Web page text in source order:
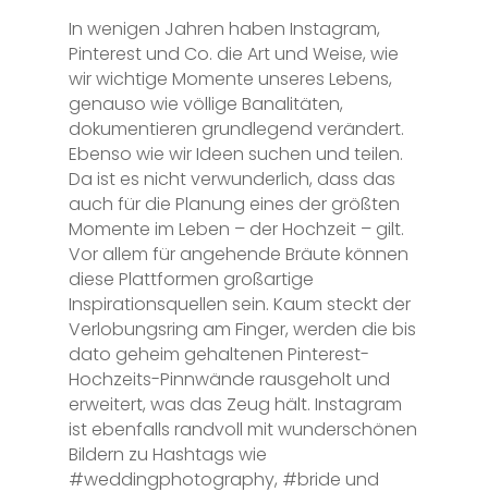
In wenigen Jahren haben Instagram,
Pinterest und Co. die Art und Weise, wie
wir wichtige Momente unseres Lebens,
genauso wie völlige Banalitäten,
dokumentieren grundlegend verändert.
Ebenso wie wir Ideen suchen und teilen.
Da ist es nicht verwunderlich, dass das
auch für die Planung eines der größten
Momente im Leben – der Hochzeit – gilt.
Vor allem für angehende Bräute können
diese Plattformen großartige
Inspirationsquellen sein. Kaum steckt der
Verlobungsring am Finger, werden die bis
dato geheim gehaltenen Pinterest-
Hochzeits-Pinnwände rausgeholt und
erweitert, was das Zeug hält. Instagram
ist ebenfalls randvoll mit wunderschönen
Bildern zu Hashtags wie
#weddingphotography, #bride und